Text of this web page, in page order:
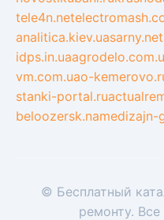
tele4n.net
analitica.kiev.ua
idps.in.ua
vm.com.uao-
stanki-portal.ru
beloozersk.namedizajn-
© Бесплатный
ремонту.